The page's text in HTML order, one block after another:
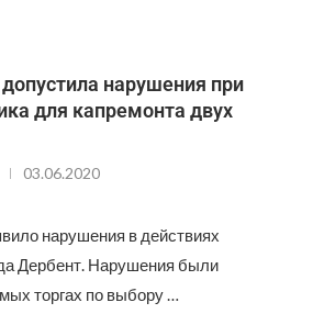
нарушения при
для капремонта двух
03.06.2020
нарушения в действиях
Дербент. Нарушения были
торгах по выбору …